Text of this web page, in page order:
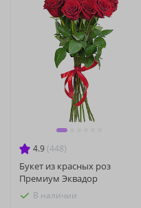
4.9 (448)
Букет из красных роз
Премиум Эквадор
В наличии